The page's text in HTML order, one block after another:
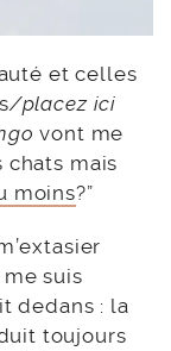
et celles
/placez ici
vont me
chats mais
moins?”
suis
dedans : la
toujours